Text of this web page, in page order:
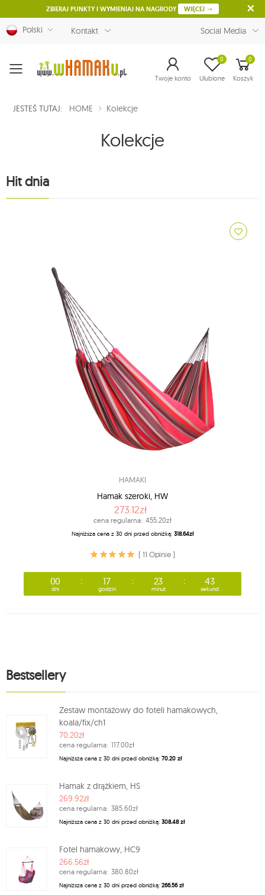
ZBIERAJ PUNKTY I WYMIENIAJ NA NAGRODY WIĘCEJ
Polski Kontakt Social Media
Menu Twoje konto Ulubione
0 0
Koszyk
JESTEŚ TUTAJ: HOME Kolekcje
Kolekcje
Hit dnia
HAMAKI
Hamak szeroki, HW
273.12zł
cena regularna: 455.20zł
Najniższa cena z 30 dni przed obniżką: 318.64zł
( 11 Opinie )
00
dni
17
godzin
23
minut
43
sekund
Bestsellery
Zestaw montażowy do foteli hamakowych,
koala/fix/ch1
70.20zł
cena regularna: 117.00zł
Najniższa cena z 30 dni przed obniżką: 70.20 zł
Hamak z drążkiem, HS
269.92zł
cena regularna: 385.60zł
Najniższa cena z 30 dni przed obniżką: 308.48 zł
Fotel hamakowy, HC9
266.56zł
cena regularna: 380.80zł
Najniższa cena z 30 dni przed obniżką: 266.56 zł